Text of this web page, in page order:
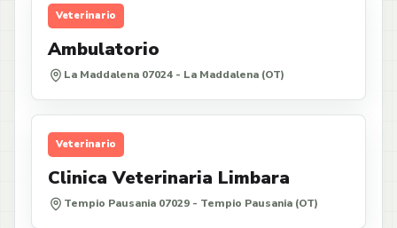
Veterinario
Ambulatorio
La Maddalena 07024 - La Maddalena (OT)
Veterinario
Clinica Veterinaria Limbara
Tempio Pausania 07029 - Tempio Pausania (OT)